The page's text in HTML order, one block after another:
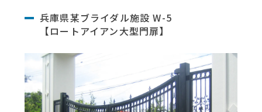
兵庫県某ブライダル施設 W-5
【ロートアイアン大型門扉】